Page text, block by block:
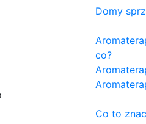
Domy
co?
Co to